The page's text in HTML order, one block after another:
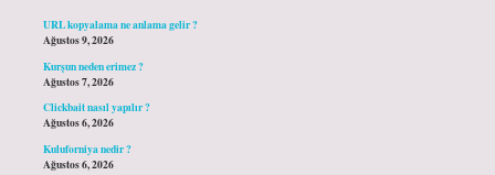
URL kopyalama ne anlama gelir ?
Ağustos 9, 2026
Kurşun neden erimez ?
Ağustos 7, 2026
Clickbait nasıl yapılır ?
Ağustos 6, 2026
Kuluforniya nedir ?
Ağustos 6, 2026